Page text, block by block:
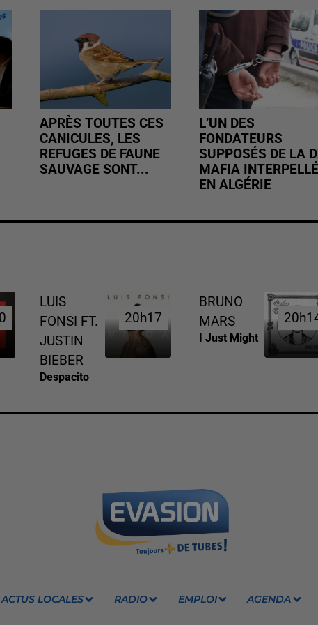
APRÈS TOUTES CES
CANICULES, LES
REFUGES DE FAUNE
SAUVAGE SONT...
L’UN DES
FONDATEURS
SUPPOSÉS DE LA
MAFIA INTERPELLÉ
EN ALGÉRIE
LUIS
FONSI FT.
JUSTIN
BIEBER
Despacito
20h17
20h17
BRUNO
MARS
I Just Might
ACTUS LOCALES RADIO EMPLOI AGENDA